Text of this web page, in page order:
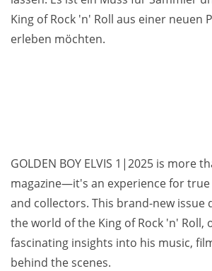
King of Rock 'n' Roll aus einer neuen
erleben möchten.
GOLDEN BOY ELVIS 1|2025 is more
magazine—it's an experience for true
and collectors. This brand-new issue
the world of the King of Rock 'n' Roll,
fascinating insights into his music,
behind the scenes.